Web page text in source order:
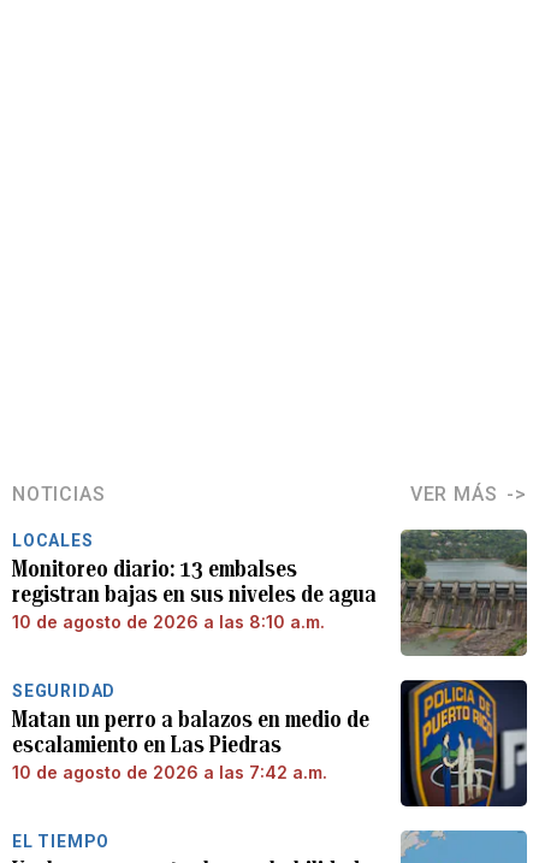
NOTICIAS VER MÁS
LOCALES
Monitoreo diario: 13 embalses
registran bajas en sus niveles de agua
10 de agosto de 2026 a las 8:10 a.m.
SEGURIDAD
Matan un perro a balazos en medio de
escalamiento en Las Piedras
10 de agosto de 2026 a las 7:42 a.m.
EL TIEMPO